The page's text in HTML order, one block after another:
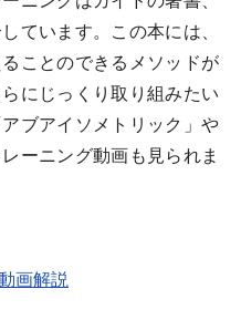
ています。この本には、
ことのできるメソッドが
にじっくり取り組みたい
ブアイソメトリック」や
ーニング動画も見られま
画解説